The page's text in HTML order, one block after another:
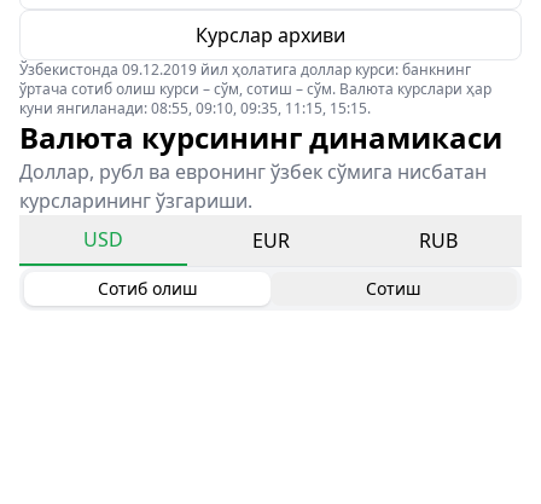
Курслар архиви
Ўзбекистонда 09.12.2019 йил ҳолатига доллар курси: банкнинг
ўртача сотиб олиш курси – сўм, сотиш – сўм. Валюта курслари ҳар
куни янгиланади: 08:55, 09:10, 09:35, 11:15, 15:15.
Валюта курсининг динамикаси
Доллар, рубл ва евронинг ўзбек сўмига нисбатан
курсларининг ўзгариши.
USD
EUR RUB
Сотиб олиш Сотиш